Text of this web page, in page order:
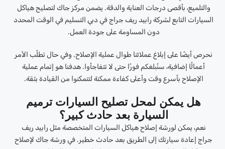
والتلميع، بأقصى درجات العناية والدقة. يضمن مركز جاك لتصليح هياكل
السيارات التابع لشركة رابيد ريف جراج في دبي التسليم في الوقت المحدد
دون المساومة على جودة العمل.
نحرص أيضًا على إبلاغ عملائنا طوال عملية الإصلاح. وفي حال تطلّب الأمر
أعمالًا إضافية، سنُبلغكم فورًا حتى لا تتفاجأوا. هدفنا هو إتمام عملية
الإصلاح بأسرع وقت وأعلى كفاءة ممكنة لتتمكنوا من القيادة بثقة.
هل يمكن لمحل تصليح السيارات ترميم
السيارة بعد حادث كبير؟
نعم، يمكن لورشة إصلاح هياكل السيارات المتخصصة مثل رابيد ريف
جراج إعادة سيارتك إلى الطريق بعد حادث خطير. في ورشة جاك لإصلاح